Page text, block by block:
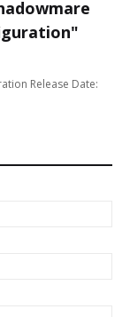
Release Date: